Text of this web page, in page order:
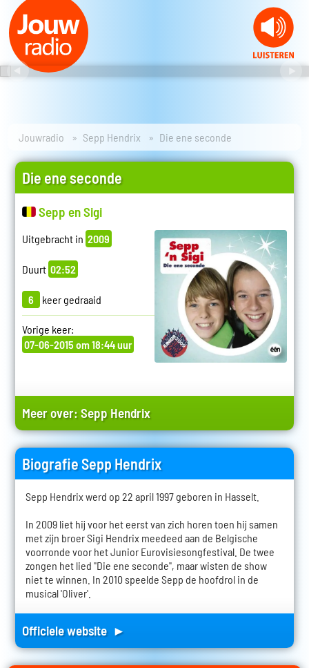
Jouwradio Sepp Hendrix Die ene seconde
Die ene seconde
Sepp en Sigi
Uitgebracht in 2009
Duurt 02:52
6 keer gedraaid
Vorige keer:
07-06-2015 om 18:44 uur
Meer over:Sepp Hendrix
Biografie Sepp Hendrix
Sepp Hendrix werd op 22 april 1997 geboren in Hasselt.
In 2009 liet hij voor het eerst van zich horen toen hij samen
met zijn broer Sigi Hendrix meedeed aan de Belgische
voorronde voor het Junior Eurovisiesongfestival. De twee
zongen het lied "Die ene seconde", maar wisten de show
niet te winnen. In 2010 speelde Sepp de hoofdrol in de
musical 'Oliver'.
Officiele website ►